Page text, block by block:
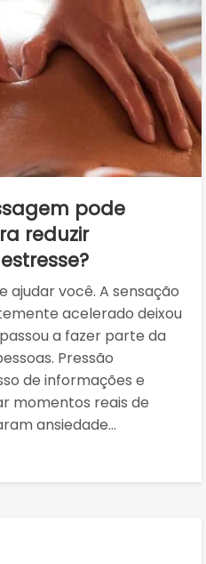
pode
reduzir
ajudar você. A sensação
acelerado deixou
a fazer parte da
Pressão
de informações e
momentos reais de
ansiedade…